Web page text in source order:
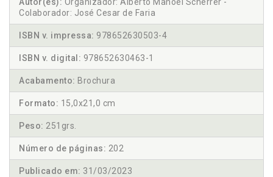
Autor(es): Organizador: Alberto Manoel Scherrer -
Colaborador: José Cesar de Faria
ISBN v. impressa: 978652630503-4
ISBN v. digital: 978652630463-1
Acabamento: Brochura
Formato: 15,0x21,0 cm
Peso: 251grs.
Número de páginas: 202
Publicado em: 31/03/2023